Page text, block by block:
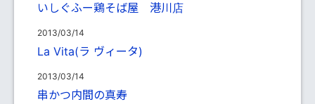
いしぐふー鶏そば屋 港川店
2013/03/14
La Vita(ラ ヴィータ)
2013/03/14
串かつ内間の真寿